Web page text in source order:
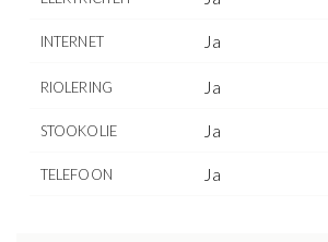
INTERNET Ja
RIOLERING Ja
STOOKOLIE Ja
TELEFOON Ja